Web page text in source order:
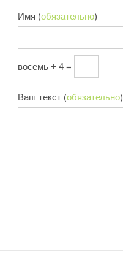
Имя (обязательно)
восемь + 4 =
Ваш текст (обязательно)